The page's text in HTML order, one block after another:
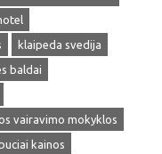
klaipeda svedija
baldai
vairavimo mokyklos
kainos